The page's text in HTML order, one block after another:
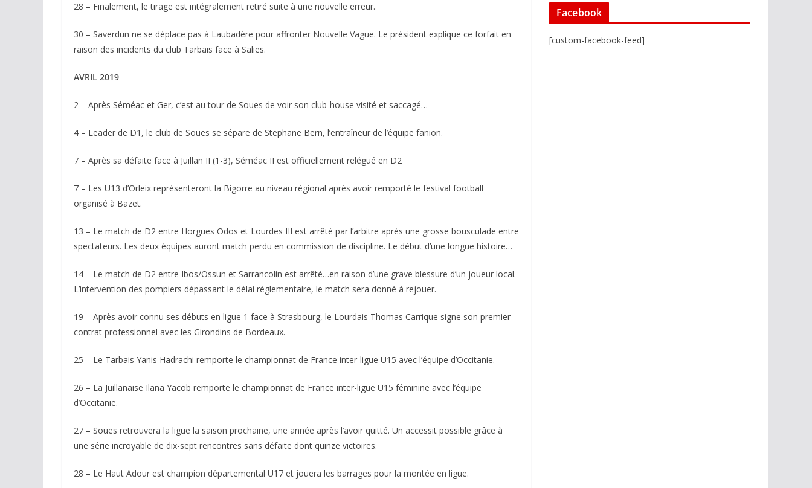
28 – Finalement, le tirage est intégralement retiré suite à une nouvelle erreur.
30 – Saverdun ne se déplace pas à Laubadère pour affronter Nouvelle Vague. Le président explique ce forfait en
raison des incidents du club Tarbais face à Salies.
AVRIL 2019
2 – Après Séméac et Ger, c’est au tour de Soues de voir son club-house visité et saccagé…
4 – Leader de D1, le club de Soues se sépare de Stephane Bern, l’entraîneur de l’équipe fanion.
7 – Après sa défaite face à Juillan II (1-3), Séméac II est officiellement relégué en D2
7 – Les U13 d’Orleix représenteront la Bigorre au niveau régional après avoir remporté le festival football
organisé à Bazet.
13 – Le match de D2 entre Horgues Odos et Lourdes III est arrêté par l’arbitre après une grosse bousculade entre
spectateurs. Les deux équipes auront match perdu en commission de discipline. Le début d’une longue histoire…
14 – Le match de D2 entre Ibos/Ossun et Sarrancolin est arrêté…en raison d’une grave blessure d’un joueur local.
L’intervention des pompiers dépassant le délai règlementaire, le match sera donné à rejouer.
19 – Après avoir connu ses débuts en ligue 1 face à Strasbourg, le Lourdais Thomas Carrique signe son premier
contrat professionnel avec les Girondins de Bordeaux.
25 – Le Tarbais Yanis Hadrachi remporte le championnat de France inter-ligue U15 avec l’équipe d’Occitanie.
26 – La Juillanaise Ilana Yacob remporte le championnat de France inter-ligue U15 féminine avec l’équipe
d’Occitanie.
27 – Soues retrouvera la ligue la saison prochaine, une année après l’avoir quitté. Un accessit possible grâce à
une série incroyable de dix-sept rencontres sans défaite dont quinze victoires.
28 – Le Haut Adour est champion départemental U17 et jouera les barrages pour la montée en ligue.
Facebook
[custom-facebook-feed]